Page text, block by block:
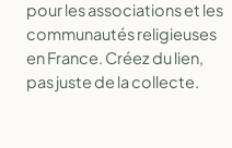
pour les associations et les
communautés religieuses
en France. Créez du lien,
pas juste de la collecte.